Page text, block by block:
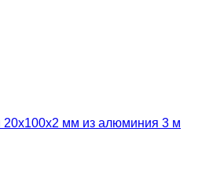
20х100х2 мм из алюминия 3 м